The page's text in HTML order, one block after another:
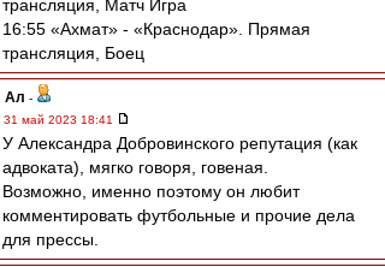
трансляция, Матч Игра
16:55 «Ахмат» - «Краснодар». Прямая
трансляция, Боец
Ал -
31 май 2023 18:41
У Александра Добровинского репутация (как
адвоката), мягко говоря, говеная.
Возможно, именно поэтому он любит
комментировать футбольные и прочие дела
для прессы.